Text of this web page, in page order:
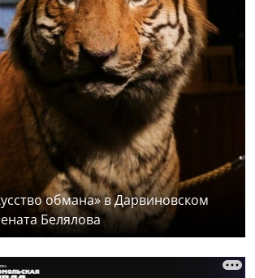
обмана» в Дарвиновском
Белялова